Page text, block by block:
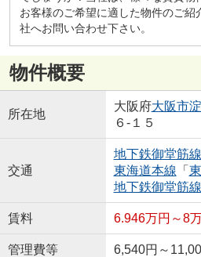
お客様のご希望に適した物件のご紹
社へお問い合わせ下さい。
物件概要
所在地
大阪府大阪市
６-１５
交通
地下鉄御堂筋線
東海道本線 「
地下鉄御堂筋線
賃料 6.946万円～8
管理費等 6,540円～